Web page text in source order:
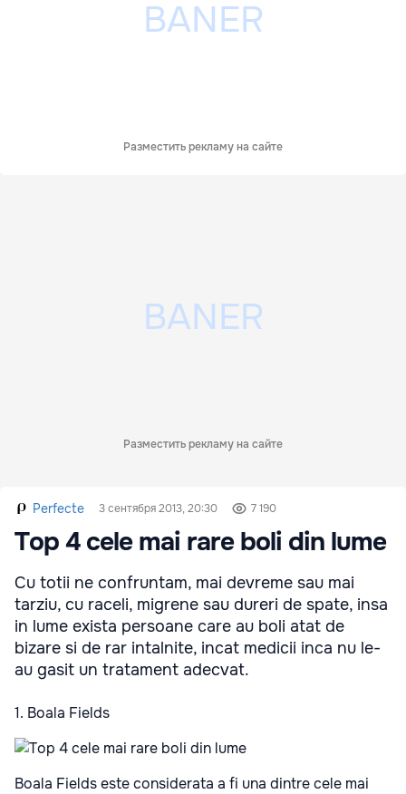
Разместить рекламу на сайте
Разместить рекламу на сайте
Perfecte 3 сентября 2013, 20:30 7 190
Top 4 cele mai rare boli din lume
Cu totii ne confruntam, mai devreme sau mai
tarziu, cu raceli, migrene sau dureri de spate, insa
in lume exista persoane care au boli atat de
bizare si de rar intalnite, incat medicii inca nu le-
au gasit un tratament adecvat.
1. Boala Fields
Boala Fields este considerata a fi una dintre cele mai